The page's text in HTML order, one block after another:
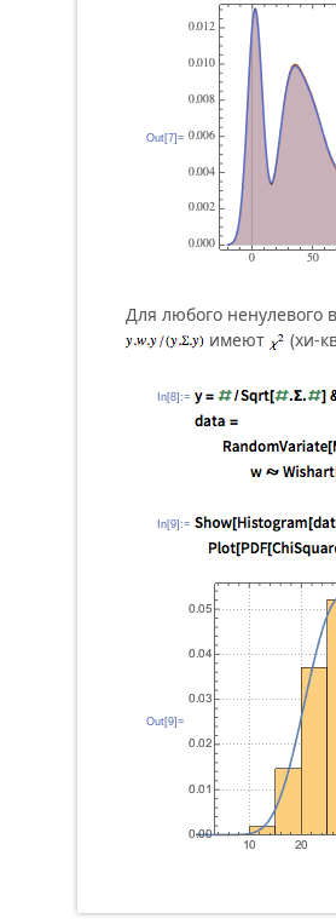
Out[7]=
Для любого ненулевого
имеют
(хи-
In[8]:=
In[9]:=
Out[9]=